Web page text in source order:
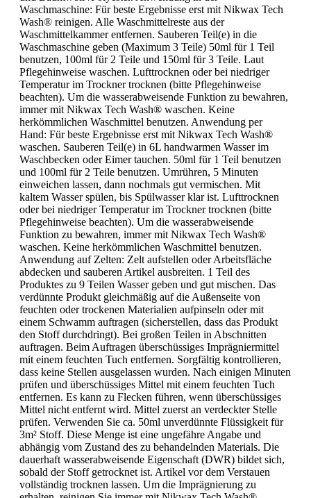
Waschmaschine: Für beste Ergebnisse erst mit Nikwax Tech
Wash® reinigen. Alle Waschmittelreste aus der
Waschmittelkammer entfernen. Sauberen Teil(e) in die
Waschmaschine geben (Maximum 3 Teile) 50ml für 1 Teil
benutzen, 100ml für 2 Teile und 150ml für 3 Teile. Laut
Pflegehinweise waschen. Lufttrocknen oder bei niedriger
Temperatur im Trockner trocknen (bitte Pflegehinweise
beachten). Um die wasserabweisende Funktion zu bewahren,
immer mit Nikwax Tech Wash® waschen. Keine
herkömmlichen Waschmittel benutzen. Anwendung per
Hand: Für beste Ergebnisse erst mit Nikwax Tech Wash®
waschen. Sauberen Teil(e) in 6L handwarmen Wasser im
Waschbecken oder Eimer tauchen. 50ml für 1 Teil benutzen
und 100ml für 2 Teile benutzen. Umrühren, 5 Minuten
einweichen lassen, dann nochmals gut vermischen. Mit
kaltem Wasser spülen, bis Spülwasser klar ist. Lufttrocknen
oder bei niedriger Temperatur im Trockner trocknen (bitte
Pflegehinweise beachten). Um die wasserabweisende
Funktion zu bewahren, immer mit Nikwax Tech Wash®
waschen. Keine herkömmlichen Waschmittel benutzen.
Anwendung auf Zelten: Zelt aufstellen oder Arbeitsfläche
abdecken und sauberen Artikel ausbreiten. 1 Teil des
Produktes zu 9 Teilen Wasser geben und gut mischen. Das
verdünnte Produkt gleichmäßig auf die Außenseite von
feuchten oder trockenen Materialien aufpinseln oder mit
einem Schwamm auftragen (sicherstellen, dass das Produkt
den Stoff durchdringt). Bei großen Teilen in Abschnitten
auftragen. Beim Auftragen überschüssiges Imprägniermittel
mit einem feuchten Tuch entfernen. Sorgfältig kontrollieren,
dass keine Stellen ausgelassen wurden. Nach einigen Minuten
prüfen und überschüssiges Mittel mit einem feuchten Tuch
entfernen. Es kann zu Flecken führen, wenn überschüssiges
Mittel nicht entfernt wird. Mittel zuerst an verdeckter Stelle
prüfen. Verwenden Sie ca. 50ml unverdünnte Flüssigkeit für
3m² Stoff. Diese Menge ist eine ungefähre Angabe und
abhängig vom Zustand des zu behandelnden Materials. Die
dauerhaft wasserabweisende Eigenschaft (DWR) bildet sich,
sobald der Stoff getrocknet ist. Artikel vor dem Verstauen
vollständig trocknen lassen. Um die Imprägnierung zu